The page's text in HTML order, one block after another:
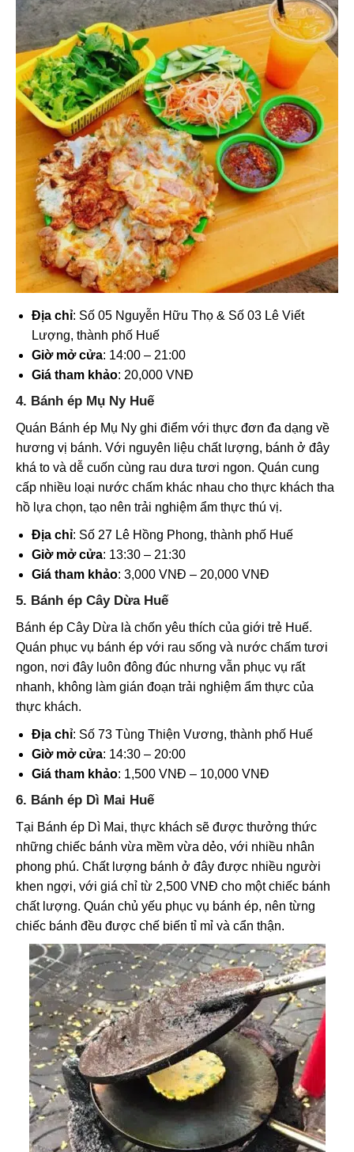
Địa chỉ: Số 05 Nguyễn Hữu Thọ & Số 03 Lê Viết
Lượng, thành phố Huế
Giờ mở cửa: 14:00 – 21:00
Giá tham khảo: 20,000 VNĐ
4. Bánh ép Mụ Ny Huế
Quán Bánh ép Mụ Ny ghi điểm với thực đơn đa dạng về
hương vị bánh. Với nguyên liệu chất lượng, bánh ở đây
khá to và dễ cuốn cùng rau dưa tươi ngon. Quán cung
cấp nhiều loại nước chấm khác nhau cho thực khách tha
hồ lựa chọn, tạo nên trải nghiệm ẩm thực thú vị.
Địa chỉ: Số 27 Lê Hồng Phong, thành phố Huế
Giờ mở cửa: 13:30 – 21:30
Giá tham khảo: 3,000 VNĐ – 20,000 VNĐ
5. Bánh ép Cây Dừa Huế
Bánh ép Cây Dừa là chốn yêu thích của giới trẻ Huế.
Quán phục vụ bánh ép với rau sống và nước chấm tươi
ngon, nơi đây luôn đông đúc nhưng vẫn phục vụ rất
nhanh, không làm gián đoạn trải nghiệm ẩm thực của
thực khách.
Địa chỉ: Số 73 Tùng Thiện Vương, thành phố Huế
Giờ mở cửa: 14:30 – 20:00
Giá tham khảo: 1,500 VNĐ – 10,000 VNĐ
6. Bánh ép Dì Mai Huế
Tại Bánh ép Dì Mai, thực khách sẽ được thưởng thức
những chiếc bánh vừa mềm vừa dẻo, với nhiều nhân
phong phú. Chất lượng bánh ở đây được nhiều người
khen ngợi, với giá chỉ từ 2,500 VNĐ cho một chiếc bánh
chất lượng. Quán chủ yếu phục vụ bánh ép, nên từng
chiếc bánh đều được chế biến tỉ mỉ và cẩn thận.